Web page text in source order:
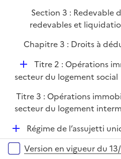
e
r
Section 3 : Redevable
redevables et
Chapitre 3 : Droits à
D
é
l
i
e
r
Titre 2 : Opérations
secteur du logement social
Titre 3 : Opérations
secteur du logement
D
é
p
Régime de l’assujetti
Versions sur la période
Version en vigueur du